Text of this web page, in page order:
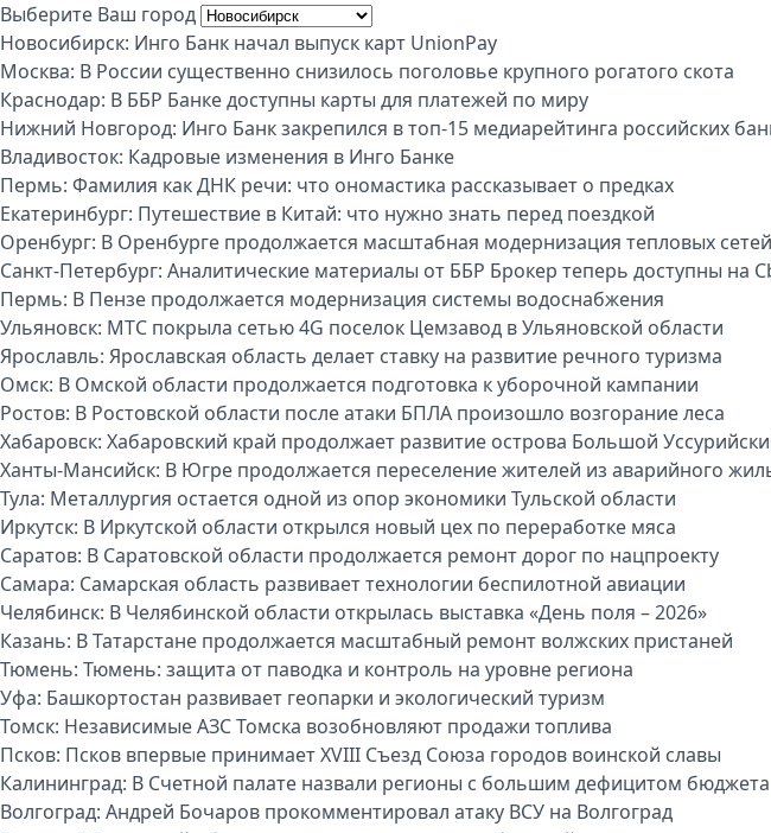
Выберите Ваш город
Новосибирск: Инго Банк начал выпуск карт UnionPay
Москва: В России существенно снизилось поголовье крупного рогатого скота
Краснодар: В ББР Банке доступны карты для платежей по миру
Нижний Новгород: Инго Банк закрепился в топ-15 медиарейтинга российских
Владивосток: Кадровые изменения в Инго Банке
Пермь: Фамилия как ДНК речи: что ономастика рассказывает о предках
Екатеринбург: Путешествие в Китай: что нужно знать перед поездкой
Оренбург: В Оренбурге продолжается масштабная модернизация тепловых сетей
Санкт-Петербург: Аналитические материалы от ББР Брокер теперь доступны на
Пермь: В Пензе продолжается модернизация системы водоснабжения
Ульяновск: МТС покрыла сетью 4G поселок Цемзавод в Ульяновской области
Ярославль: Ярославская область делает ставку на развитие речного туризма
Омск: В Омской области продолжается подготовка к уборочной кампании
Ростов: В Ростовской области после атаки БПЛА произошло возгорание леса
Хабаровск: Хабаровский край продолжает развитие острова Большой
Ханты-Мансийск: В Югре продолжается переселение жителей из аварийного
Тула: Металлургия остается одной из опор экономики Тульской области
Иркутск: В Иркутской области открылся новый цех по переработке мяса
Саратов: В Саратовской области продолжается ремонт дорог по нацпроекту
Самара: Самарская область развивает технологии беспилотной авиации
Челябинск: В Челябинской области открылась выставка «День поля – 2026»
Казань: В Татарстане продолжается масштабный ремонт волжских пристаней
Тюмень: Тюмень: защита от паводка и контроль на уровне региона
Уфа: Башкортостан развивает геопарки и экологический туризм
Томск: Независимые АЗС Томска возобновляют продажи топлива
Псков: Псков впервые принимает XVIII Съезд Союза городов воинской славы
Калининград: В Счетной палате назвали регионы с большим дефицитом бюджета
Волгоград: Андрей Бочаров прокомментировал атаку ВСУ на Волгоград